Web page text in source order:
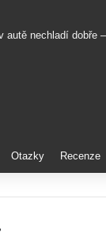
autě nechladí dobře
Otazky Recenze